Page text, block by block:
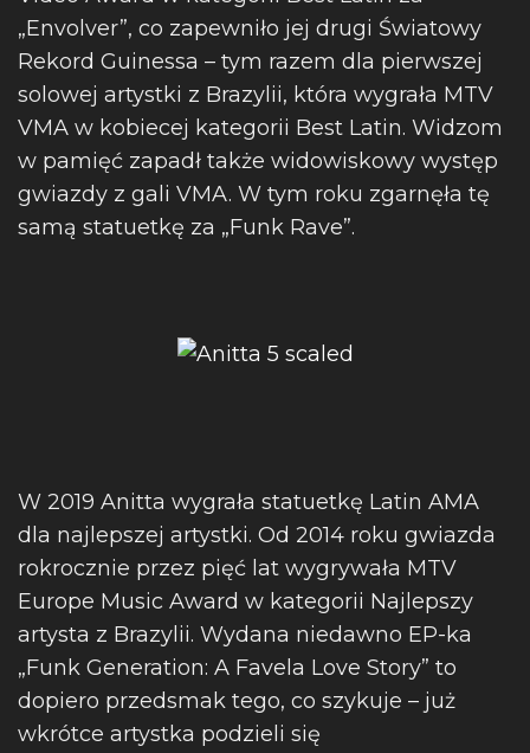
„Envolver”, co zapewniło jej drugi Światowy
Rekord Guinessa – tym razem dla pierwszej
solowej artystki z Brazylii, która wygrała MTV
VMA w kobiecej kategorii Best Latin. Widzom
w pamięć zapadł także widowiskowy występ
gwiazdy z gali VMA. W tym roku zgarnęła tę
samą statuetkę za „Funk Rave”.
W 2019 Anitta wygrała statuetkę Latin AMA
dla najlepszej artystki. Od 2014 roku gwiazda
rokrocznie przez pięć lat wygrywała MTV
Europe Music Award w kategorii Najlepszy
artysta z Brazylii. Wydana niedawno EP-ka
„Funk Generation: A Favela Love Story” to
dopiero przedsmak tego, co szykuje – już
wkrótce artystka podzieli się